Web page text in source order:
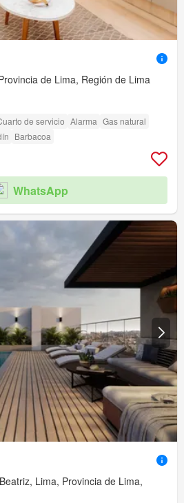
de Lima, Región de Lima
de servicio Alarma Gas natural
Barbacoa
WhatsApp
Lima, Provincia de Lima,